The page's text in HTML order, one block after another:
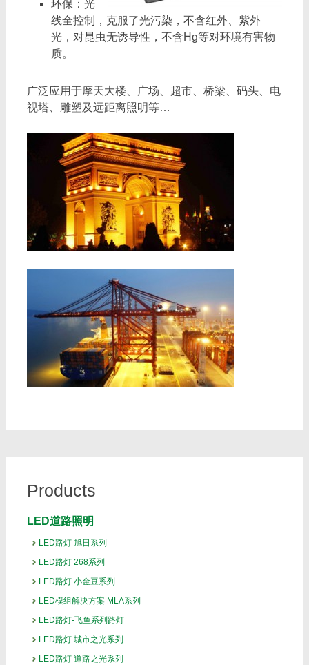
环保：光
线全控制，克服了光污染，不含红外、紫外
光，对昆虫无诱导性，不含Hg等对环境有害物
质。
广泛应用于摩天大楼、广场、超市、桥梁、码头、电
视塔、雕塑及远距离照明等…
Products
LED道路照明
LED路灯 旭日系列
LED路灯 268系列
LED路灯 小金豆系列
LED模组解决方案 MLA系列
LED路灯-飞鱼系列路灯
LED路灯 城市之光系列
LED路灯 道路之光系列